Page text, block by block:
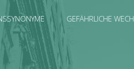
GEFÄHRLICHE